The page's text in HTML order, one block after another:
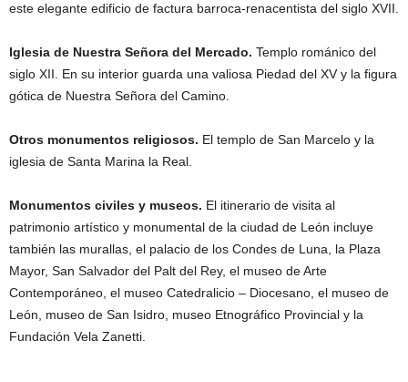
este elegante edificio de factura barroca-renacentista del siglo XVII.
Iglesia de Nuestra Señora del Mercado. Templo románico del
siglo XII. En su interior guarda una valiosa Piedad del XV y la figura
gótica de Nuestra Señora del Camino.
Otros monumentos religiosos. El templo de San Marcelo y la
iglesia de Santa Marina la Real.
Monumentos civiles y museos. El itinerario de visita al
patrimonio artístico y monumental de la ciudad de León incluye
también las murallas, el palacio de los Condes de Luna, la Plaza
Mayor, San Salvador del Palt del Rey, el museo de Arte
Contemporáneo, el museo Catedralicio – Diocesano, el museo de
León, museo de San Isidro, museo Etnográfico Provincial y la
Fundación Vela Zanetti.